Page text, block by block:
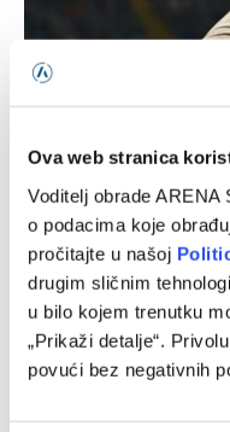
Ova web stranica
Voditelj obrade
o podacima koje
pročitajte u našoj
drugim sličnim
u bilo kojem trenutku
„Prikaži detalje“.
povući bez negativnih
Šošić: Poseban